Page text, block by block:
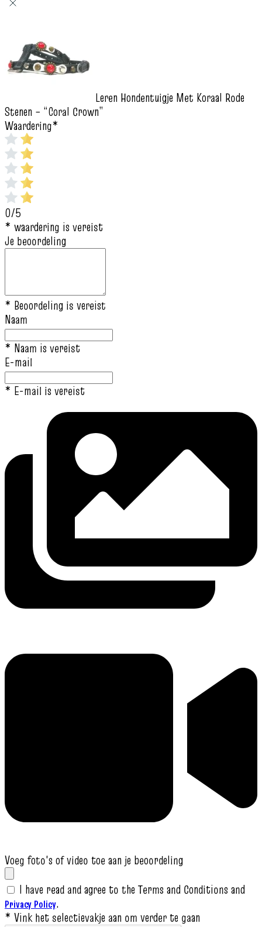
Leren Hondentuigje Met Koraal Rode
Stenen – “Coral Crown”
Waardering*
0/5
* waardering is vereist
Je beoordeling
* Beoordeling is vereist
Naam
* Naam is vereist
E-mail
* E-mail is vereist
Voeg foto's of video toe aan je beoordeling
I have read and agree to the Terms and Conditions and
Privacy Policy.
* Vink het selectievakje aan om verder te gaan